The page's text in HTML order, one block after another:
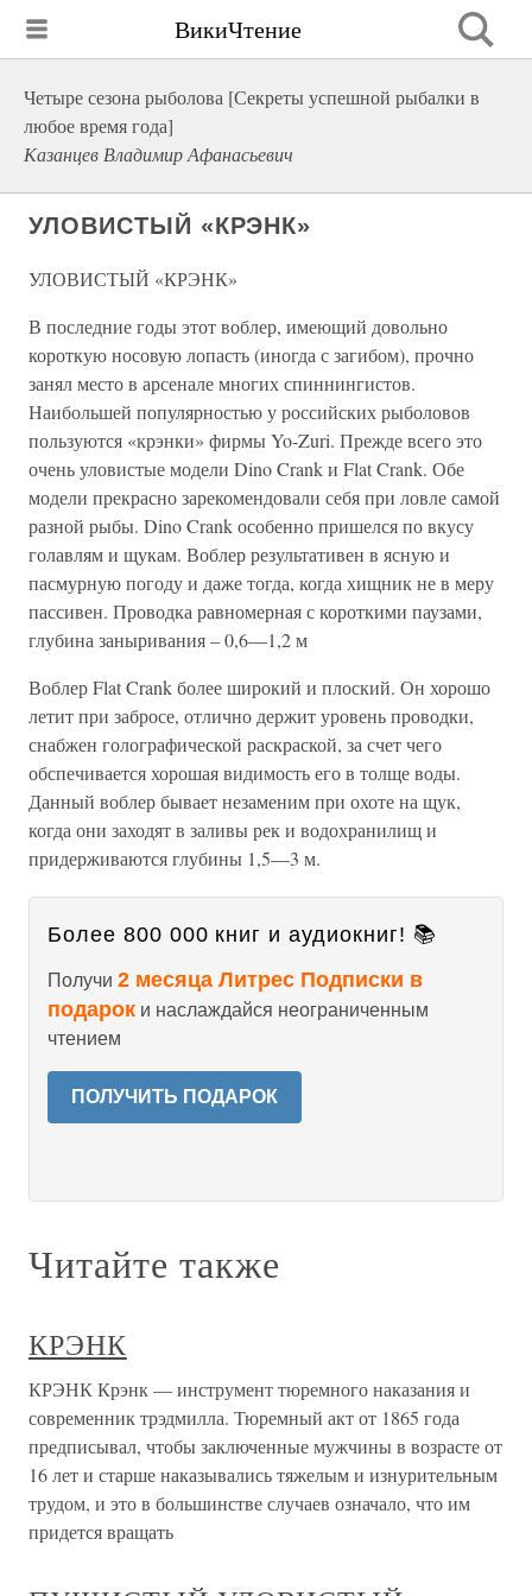
ВикиЧтение
Четыре сезона рыболова [Секреты успешной рыбалки в
любое время года]
Казанцев Владимир Афанасьевич
УЛОВИСТЫЙ «КРЭНК»
УЛОВИСТЫЙ «КРЭНК»
В последние годы этот воблер, имеющий довольно
короткую носовую лопасть (иногда с загибом), прочно
занял место в арсенале многих спиннингистов.
Наибольшей популярностью у российских рыболовов
пользуются «крэнки» фирмы Yo-Zuri. Прежде всего это
очень уловистые модели Dino Crank и Flat Crank. Обе
модели прекрасно зарекомендовали себя при ловле самой
разной рыбы. Dino Crank особенно пришелся по вкусу
голавлям и щукам. Воблер результативен в ясную и
пасмурную погоду и даже тогда, когда хищник не в меру
пассивен. Проводка равномерная с короткими паузами,
глубина заныривания – 0,6—1,2 м
Воблер Flat Crank более широкий и плоский. Он хорошо
летит при забросе, отлично держит уровень проводки,
снабжен голографической раскраской, за счет чего
обспечивается хорошая видимость его в толще воды.
Данный воблер бывает незаменим при охоте на щук,
когда они заходят в заливы рек и водохранилищ и
придерживаются глубины 1,5—3 м.
Более 800 000 книг и аудиокниг! 📚
Получи 2 месяца Литрес Подписки в
подарок и наслаждайся неограниченным
чтением
ПОЛУЧИТЬ ПОДАРОК
Читайте также
КРЭНК
КРЭНК Крэнк — инструмент тюремного наказания и
современник трэдмилла. Тюремный акт от 1865 года
предписывал, чтобы заключенные мужчины в возрасте от
16 лет и старше наказывались тяжелым и изнурительным
трудом, и это в большинстве случаев означало, что им
придется вращать